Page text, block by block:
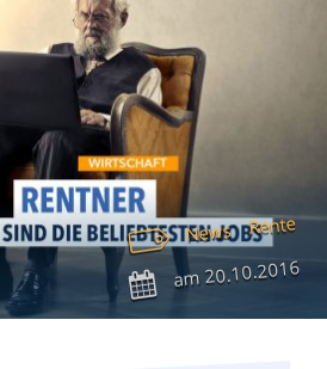
News Rente
am20.10.2016